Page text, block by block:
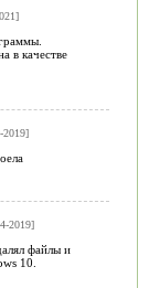
в качестве
2019]
файлы и
10.